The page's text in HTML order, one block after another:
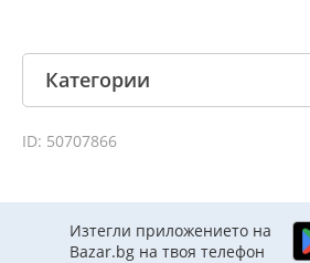
Категории
ID: 50707866
Изтегли приложението на
Bazar.bg на твоя телефон